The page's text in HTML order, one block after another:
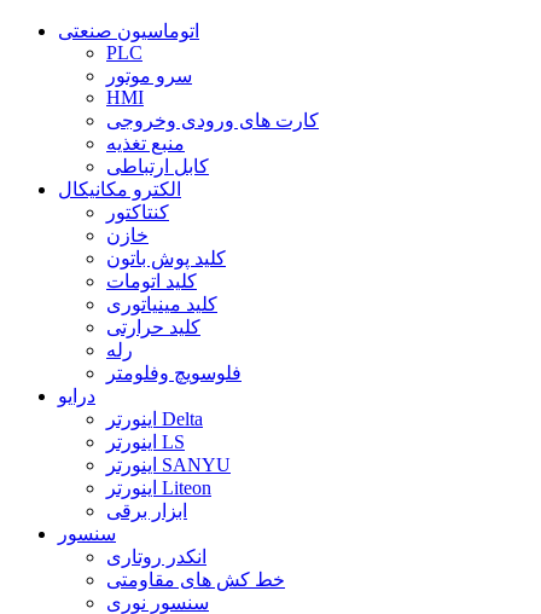
اتوماسیون صنعتی
PLC
سرو موتور
HMI
کارت های ورودی وخروجی
منبع تغذیه
کابل ارتباطی
الکترو مکانیکال
کنتاکتور
خازن
کلید پوش باتون
کلید اتومات
کلید مینیاتوری
کلید حرارتی
رله
فلوسویچ وفلومتر
درایو
اینورتر Delta
اینورتر LS
اینورتر SANYU
اینورتر Liteon
ابزار برقی
سنسور
انکدر روتاری
خط کش های مقاومتی
سنسور نوری